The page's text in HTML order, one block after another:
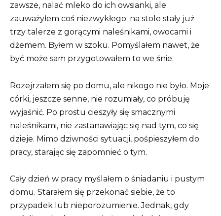
zawsze, nalać mleko do ich owsianki, ale
zauważyłem coś niezwykłego: na stole stały już
trzy talerze z gorącymi naleśnikami, owocami i
dżemem. Byłem w szoku. Pomyślałem nawet, że
być może sam przygotowałem to we śnie.
Rozejrzałem się po domu, ale nikogo nie było. Moje
córki, jeszcze senne, nie rozumiały, co próbuję
wyjaśnić. Po prostu cieszyły się smacznymi
naleśnikami, nie zastanawiając się nad tym, co się
dzieje. Mimo dziwności sytuacji, pośpieszyłem do
pracy, starając się zapomnieć o tym.
Cały dzień w pracy myślałem o śniadaniu i pustym
domu. Starałem się przekonać siebie, że to
przypadek lub nieporozumienie. Jednak, gdy